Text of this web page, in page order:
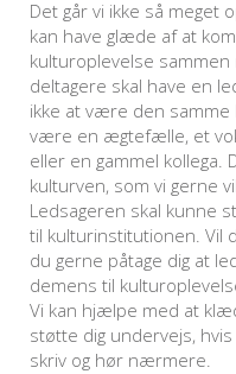
Det går vi ikke så meget
kan have glæde af at
kulturoplevelse sammen
deltagere skal have en
ikke at være den samme
være en ægtefælle, et
eller en gammel kollega.
kulturven, som vi gerne
Ledsageren skal kunne
til kulturinstitutionen. Vil
du gerne påtage dig at
demens til
Vi kan hjælpe med at
støtte dig undervejs,
skriv og hør nærmere.